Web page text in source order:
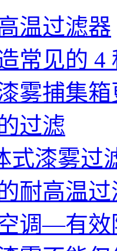
温过滤器
常见的
雾捕集
过滤
式漆雾过
耐高温过
调—有效